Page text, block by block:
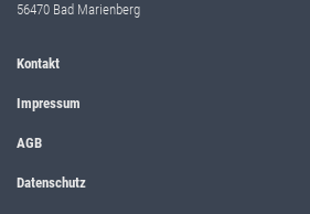
56470 Bad Marienberg
Kontakt
Impressum
AGB
Datenschutz